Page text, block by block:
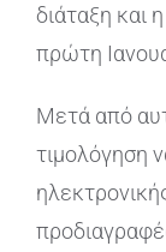
διάταξη και
πρώτη
Μετά από
τιμολόγηση